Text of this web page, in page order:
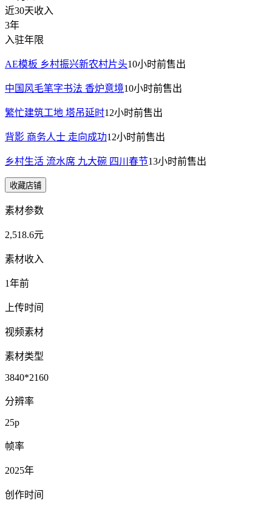
近30天收入
3年
入驻年限
AE模板 乡村振兴新农村片头10小时前售出
中国风毛笔字书法 香炉意境10小时前售出
繁忙建筑工地 塔吊延时12小时前售出
背影 商务人士 走向成功12小时前售出
乡村生活 流水席 九大碗 四川春节13小时前售出
收藏店铺
素材参数
2,518.6元
素材收入
1年前
上传时间
视频素材
素材类型
3840*2160
分辨率
25p
帧率
2025年
创作时间